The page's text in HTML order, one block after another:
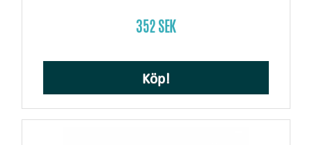
352 SEK
Köp!